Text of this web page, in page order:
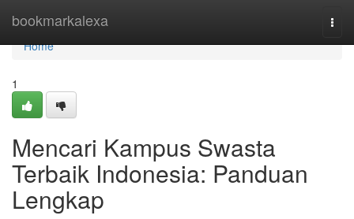
bookmarkalexa
Home
Home
1
Mencari Kampus Swasta
Terbaik Indonesia: Panduan
Lengkap